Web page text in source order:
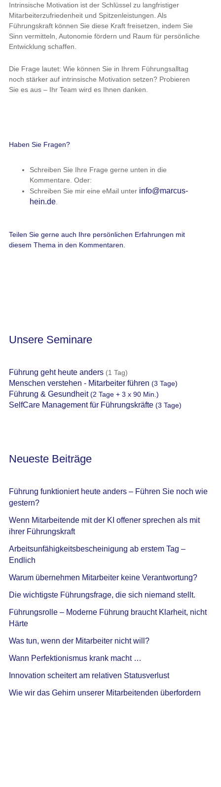
Intrinsische Motivation ist der Schlüssel zu langfristiger
Mitarbeiterzufriedenheit und Spitzenleistungen. Als
Führungskraft können Sie diese Kraft freisetzen, indem Sie
Sinn vermitteln, Autonomie fördern und Raum für persönliche
Entwicklung schaffen.
Die Frage lautet: Wie können Sie in Ihrem Führungsalltag
noch stärker auf intrinsische Motivation setzen? Probieren
Sie es aus – Ihr Team wird es Ihnen danken.
Haben Sie Fragen?
Schreiben Sie Ihre Frage gerne unten in die
Kommentare. Oder:
Schreiben Sie mir eine eMail unter info@marcus-
hein.de.
Teilen Sie gerne auch Ihre persönlichen Erfahrungen mit
diesem Thema in den Kommentaren.
Unsere Seminare
Führung geht heute anders(1 Tag)
Menschen verstehen - Mitarbeiter führen (3 Tage)
Führung & Gesundheit(2 Tage + 3 x 90 Min.)
SelfCare Management für Führungskräfte(3 Tage)
Neueste Beiträge
Führung funktioniert heute anders – Führen Sie noch wie
gestern?
Wenn Mitarbeitende mit der KI offener sprechen als mit
ihrer Führungskraft
Arbeitsunfähigkeitsbescheinigung ab erstem Tag –
Endlich
Warum übernehmen Mitarbeiter keine Verantwortung?
Die wichtigste Führungsfrage, die sich niemand stellt.
Führungsrolle – Moderne Führung braucht Klarheit, nicht
Härte
Was tun, wenn der Mitarbeiter nicht will?
Wann Perfektionismus krank macht …
Innovation scheitert am relativen Statusverlust
Wie wir das Gehirn unserer Mitarbeitenden überfordern